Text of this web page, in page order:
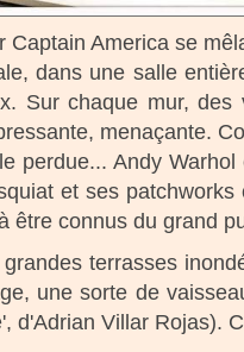
Captain America se
dans une salle
Sur chaque mur, des
menaçante.
perdue... Andy
et ses
être connus du grand
grandes terrasses
une sorte de
d'Adrian Villar Rojas).